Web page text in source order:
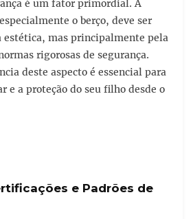
é um fator primordial. A
o berço, deve ser
estética, mas principalmente pela
rigorosas de segurança.
deste aspecto é essencial para
e a proteção do seu filho desde o
e Padrões de